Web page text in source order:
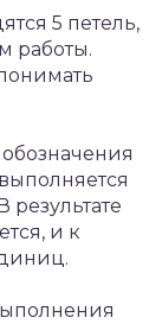
5 петель,
работы.
и к